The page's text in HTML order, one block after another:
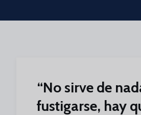
Skip to main content
“No sirve de
fustigarse, hay